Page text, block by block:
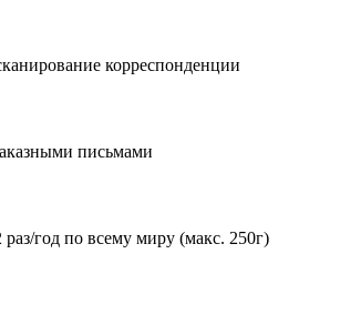
корреспонденции
письмами
год по всему миру (макс. 250г)